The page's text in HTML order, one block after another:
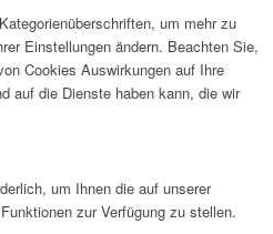
um mehr zu
Einstellungen ändern. Beachten Sie,
Cookies Auswirkungen auf Ihre
auf die Dienste haben kann, die wir
um Ihnen die auf unserer
zur Verfügung zu stellen.